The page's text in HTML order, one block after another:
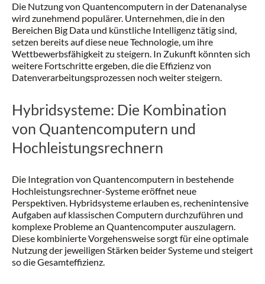
Die Nutzung von Quantencomputern in der Datenanalyse
wird zunehmend populärer. Unternehmen, die in den
Bereichen Big Data und künstliche Intelligenz tätig sind,
setzen bereits auf diese neue Technologie, um ihre
Wettbewerbsfähigkeit zu steigern. In Zukunft könnten sich
weitere Fortschritte ergeben, die die Effizienz von
Datenverarbeitungsprozessen noch weiter steigern.
Hybridsysteme: Die Kombination
von Quantencomputern und
Hochleistungsrechnern
Die Integration von Quantencomputern in bestehende
Hochleistungsrechner-Systeme eröffnet neue
Perspektiven. Hybridsysteme erlauben es, rechenintensive
Aufgaben auf klassischen Computern durchzuführen und
komplexe Probleme an Quantencomputer auszulagern.
Diese kombinierte Vorgehensweise sorgt für eine optimale
Nutzung der jeweiligen Stärken beider Systeme und steigert
so die Gesamteffizienz.